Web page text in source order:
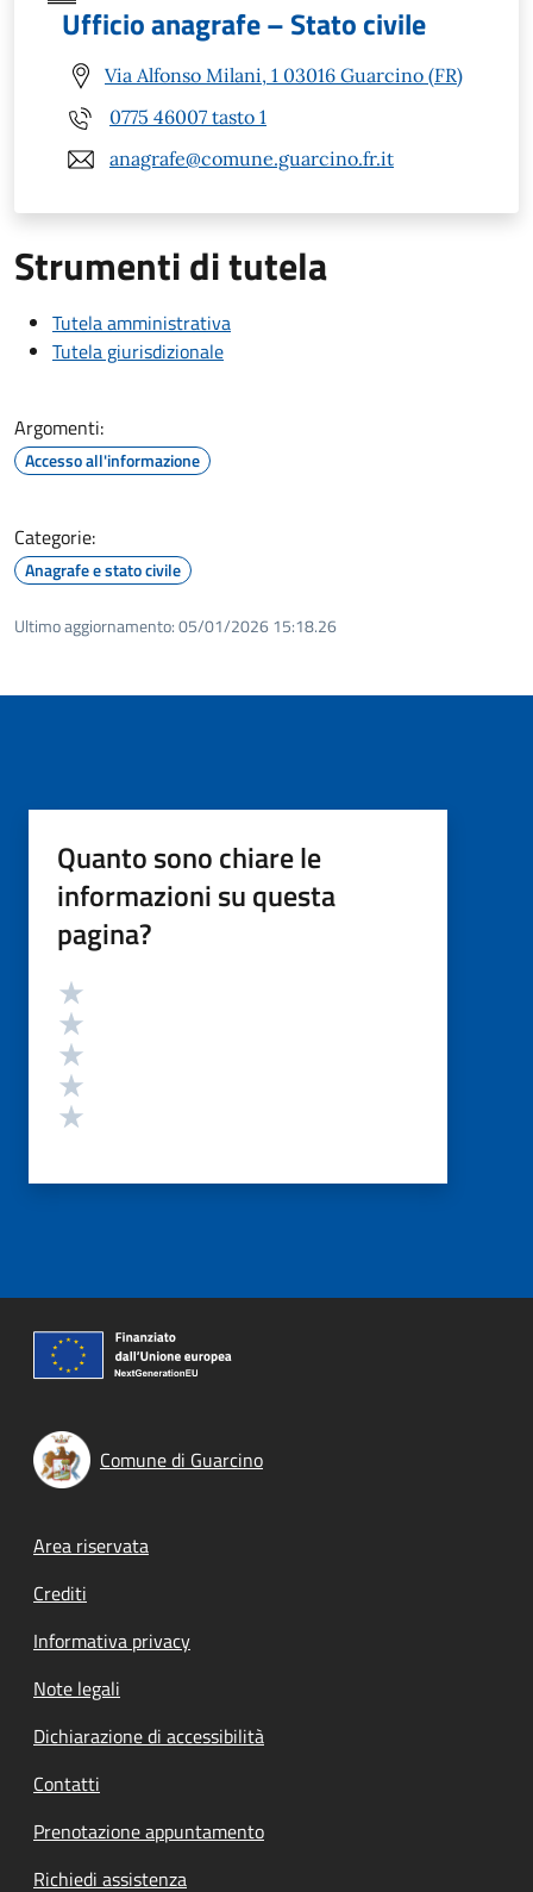
Ufficio anagrafe – Stato civile
Via Alfonso Milani, 1 03016 Guarcino (FR)
0775 46007 tasto 1
anagrafe@comune.guarcino.fr.it
Strumenti di tutela
Tutela amministrativa
Tutela giurisdizionale
Argomenti:
Accesso all'informazione
Categorie:
Anagrafe e stato civile
Ultimo aggiornamento:05/01/2026 15:18.26
Quanto sono chiare le
informazioni su questa
pagina?
Valutazione
Comune di Guarcino
Footer menu
Area riservata
Crediti
Informativa privacy
Note legali
Dichiarazione di accessibilità
Contatti
Prenotazione appuntamento
Richiedi assistenza